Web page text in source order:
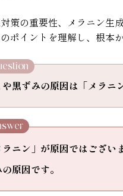
策の重要性、メラニン生
ポイントを理解し、根本
や黒ずみの原因は「メラニ
ラニン」が原因ではござ
原因です。